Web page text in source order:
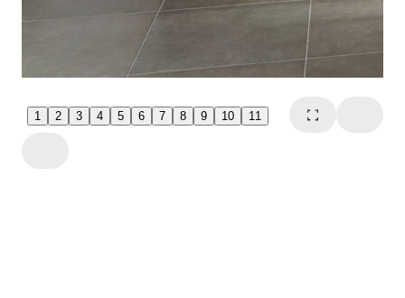
1 2 3 4 5 6 7 8 9 10 11